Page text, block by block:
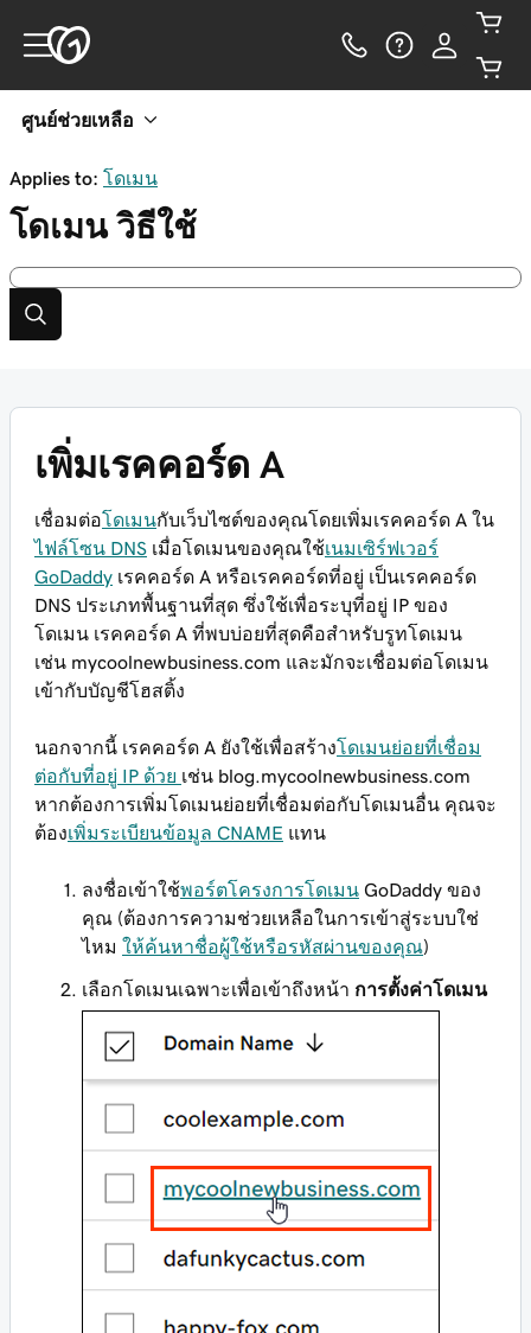
ศูนย์ช่วยเหลือ
Applies to: โดเมน
โดเมน วิธีใช้
เพิ่มเรคคอร์ด A
เชื่อมต่อโดเมนกับเว็บไซต์ของคุณโดยเพิ่มเรคคอร์ด A ใน
ไฟล์โซน DNS เมื่อโดเมนของคุณใช้เนมเซิร์ฟเวอร์
GoDaddy เรคคอร์ด A หรือเรคคอร์ดที่อยู่ เป็นเรคคอร์ด
DNS ประเภทพื้นฐานที่สุด ซึ่งใช้เพื่อระบุที่อยู่ IP ของ
โดเมน เรคคอร์ด A ที่พบบ่อยที่สุดคือสำหรับรูทโดเมน
เช่น mycoolnewbusiness.com และมักจะเชื่อมต่อโดเมน
เข้ากับบัญชีโฮสติ้ง
นอกจากนี้ เรคคอร์ด A ยังใช้เพื่อสร้างโดเมนย่อยที่เชื่อม
ต่อกับที่อยู่ IP ด้วย เช่น blog.mycoolnewbusiness.com
หากต้องการเพิ่มโดเมนย่อยที่เชื่อมต่อกับโดเมนอื่น คุณจะ
ต้องเพิ่มระเบียนข้อมูล CNAME แทน
ลงชื่อเข้าใช้พอร์ตโครงการโดเมน GoDaddy ของ
คุณ (ต้องการความช่วยเหลือในการเข้าสู่ระบบใช่
ไหม ให้ค้นหาชื่อผู้ใช้หรือรหัสผ่านของคุณ)
เลือกโดเมนเฉพาะเพื่อเข้าถึงหน้า การตั้งค่าโดเมน